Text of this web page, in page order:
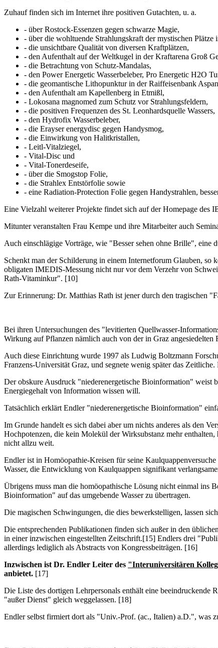
Zuhauf finden sich im Internet ihre positiven Gutachten, u. a.
- über Rostock-Essenzen gegen schwarze Magie,
- über die wohltuende Strahlungskraft der mystischen Plätze
- die unsichtbare Qualität von diversen Kraftplätzen,
- den Aufenthalt auf der Weltkugel in der Kraftarena Groß
- die Betrachtung von Schutz-Mandalas,
- den Power Energetic Wasserbeleber, Pro Energetic H2O
- die geomantische Lithopunktur in der Raiffeisenbank
- den Aufenthalt am Kapellenberg in Etmißl,
- Lokosana magnomed zum Schutz vor Strahlungsfeldern,
- die positiven Frequenzen des St. Leonhardsquelle Wassers,
- den Hydrofix Wasserbeleber,
- die Erayser energydisc gegen Handysmog,
- die Einwirkung von Halitkristallen,
- Leitl-Vitalziegel,
- Vital-Disc und
- Vital-Tonerdeseife,
- über die Smogstop Folie,
- die Strahlex Entstörfolie sowie
- eine Radiation-Protection Folie gegen Handystrahlen,
Eine Vielzahl weiterer Projekte findet sich auf der Homepage des
Mitunter veranstalten Frau Kempe und ihre Mitarbeiter auch
Auch einschlägige Vorträge, wie "Besser sehen ohne Brille", eine
Schenkt man der Schilderung in einem Internetforum Glauben,
obligaten IMEDIS-Messung nicht nur vor dem Verzehr von
Rath-Vitaminkur". [10]
Zur Erinnerung: Dr. Matthias Rath ist jener durch den tragischen
Bei ihren Untersuchungen des "levitierten Quellwasser-
Wirkung auf Pflanzen nämlich auch von der in Graz
Auch diese Einrichtung wurde 1997 als Ludwig Boltzmann
Franzens-Universität Graz, und segnete wenig später das
Der obskure Ausdruck "niederenergetische Bioinformation" weist
Energiegehalt von Information wissen will.
Tatsächlich erklärt Endler "niederenergetische Bioinformation"
Im Grunde handelt es sich dabei aber um nichts anderes als den
Hochpotenzen, die kein Molekül der Wirksubstanz mehr
nicht allzu weit.
Endler ist in Homöopathie-Kreisen für seine
Wasser, die Entwicklung von Kaulquappen signifikant
Übrigens muss man die homöopathische Lösung nicht einmal ins
Bioinformation" auf das umgebende Wasser zu übertragen.
Die magischen Schwingungen, die dies bewerkstelligen, lassen
Die entsprechenden Publikationen finden sich außer in den
in einer inzwischen eingestellten Zeitschrift.[15] Endlers drei
allerdings lediglich als Abstracts von Kongressbeiträgen. [16]
Inzwischen ist Dr. Endler Leiter des "Interuniversitären
anbietet. [17]
Die Liste des dortigen Lehrpersonals enthält eine
"außer Dienst" gleich weggelassen. [18]
Endler selbst firmiert dort als "Univ.-Prof. (ac., Italien) a.D.", was